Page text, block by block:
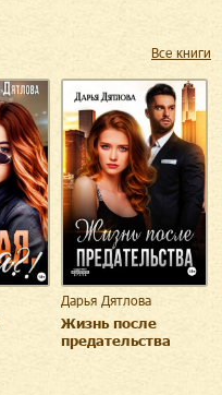
Все книги
Дарья Дятлова
Жизнь после
предательства